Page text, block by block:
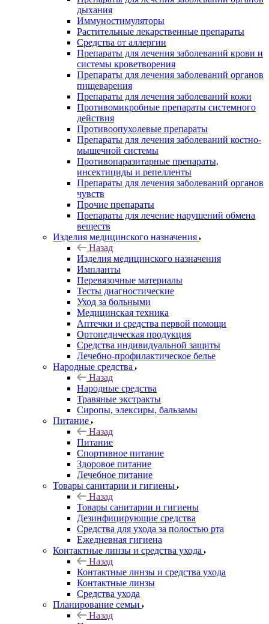
дыхания
Иммуностимуляторы
Растительные лекарственные препараты
Средства от аллергии
Препараты для лечения заболеваний крови и
системы кроветворения
Препараты для лечения заболеваний органов
пищеварения
Препараты для лечения заболеваний кожи
Противомикробные препараты системного
действия
Противоопухолевые препараты
Препараты для лечения заболеваний костно-
мышечной системы
Противопаразитарные препараты,
инсектициды и репелленты
Препараты для лечения заболеваний органов
чувств
Прочие препараты
Препараты для лечение нарушений обмена
веществ
Изделия медицинского назначения
Назад
Изделия медицинского назначения
Импланты
Перевязочные материалы
Тесты диагностические
Уход за больными
Медицинская техника
Аптечки и средства первой помощи
Ортопедическая продукция
Средства индивидуальной защиты
Лечебно-профилактическое белье
Народные средства
Назад
Народные средства
Травяные экстракты
Сиропы, элексиры, бальзамы
Питание
Назад
Питание
Спортивное питание
Здоровое питание
Лечебное питание
Товары санитарии и гигиены
Назад
Товары санитарии и гигиены
Дезинфицирующие средства
Средства для ухода за полостью рта
Ежедневная гигиена
Контактные линзы и средства ухода
Назад
Контактные линзы и средства ухода
Контактные линзы
Средства ухода
Планирование семьи
Назад